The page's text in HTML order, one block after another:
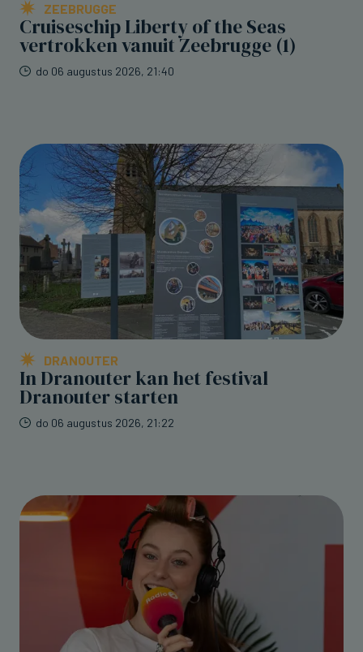
ZEEBRUGGE
Cruiseschip Liberty of the Seas
vertrokken vanuit Zeebrugge (1)
do 06 augustus 2026, 21:40
DRANOUTER
In Dranouter kan het festival
Dranouter starten
do 06 augustus 2026, 21:22